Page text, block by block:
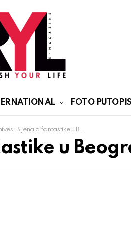
FOTO PUTOPISI
Bijenala fantastike u Beogradu
u